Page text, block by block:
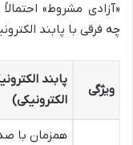
«آزادی مشروط»
چه فرقی با پابند
ویژگی
پابند
الکترونیکی)
همزمان با